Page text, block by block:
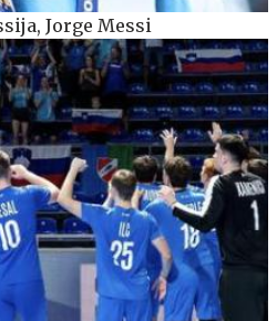
Jorge Messi